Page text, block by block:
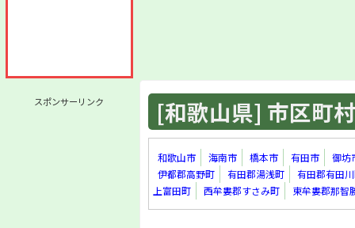
スポンサーリンク [和歌山県] 市区町
和歌山市 海南市 橋本市 有田市
御坊
伊都郡高野町
有田郡湯浅町
有田郡有田
上富田町
西牟婁郡すさみ町 東牟婁郡那智